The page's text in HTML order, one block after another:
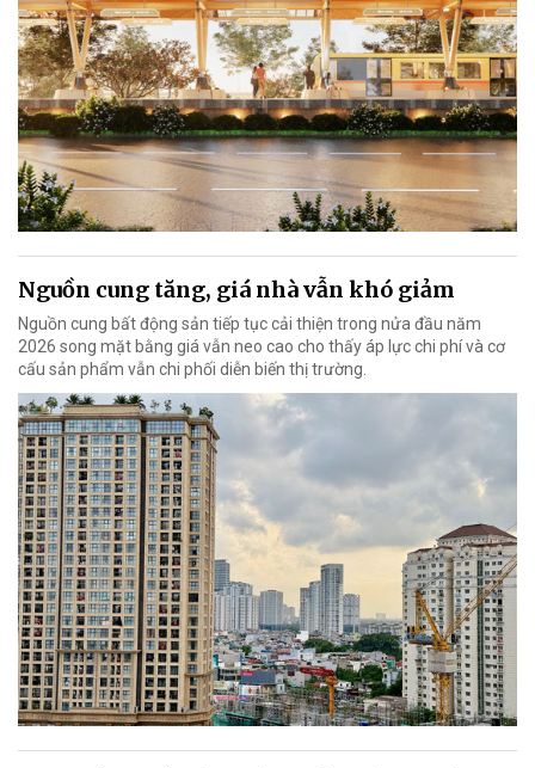
Nguồn cung tăng, giá nhà vẫn khó giảm
Nguồn cung bất động sản tiếp tục cải thiện trong nửa đầu năm
2026 song mặt bằng giá vẫn neo cao cho thấy áp lực chi phí và cơ
cấu sản phẩm vẫn chi phối diễn biến thị trường.